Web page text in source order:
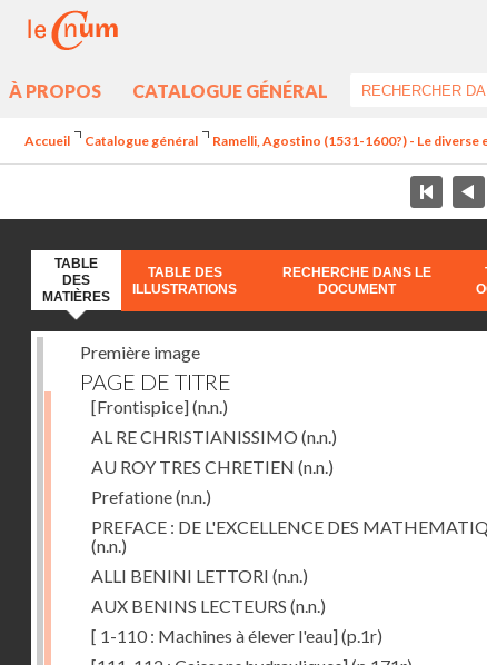
À PROPOS CATALOGUE GÉNÉRAL
Accueil Catalogue général Ramelli, Agostino (1531-1600?) - Le diverse
TABLE
DES
MATIÈRES
TABLE DES
ILLUSTRATIONS
RECHERCHE DANS LE
DOCUMENT
Première image
PAGE DE TITRE
[Frontispice](n.n.)
AL RE CHRISTIANISSIMO (n.n.)
AU ROY TRES CHRETIEN (n.n.)
Prefatione(n.n.)
PREFACE : DE L'EXCELLENCE DES
(n.n.)
ALLI BENINI LETTORI (n.n.)
AUX BENINS LECTEURS (n.n.)
[ 1-110 : Machines à élever l'eau](p.1r)